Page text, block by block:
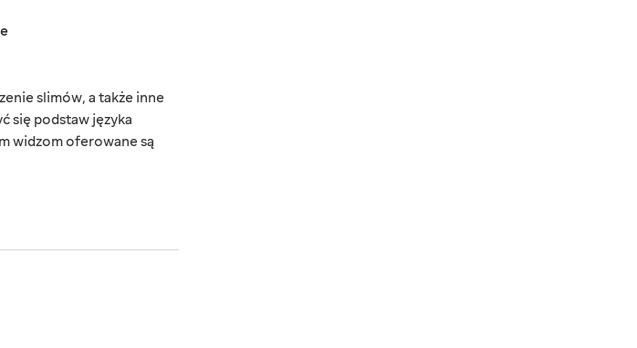
slimów, a także inne
się podstaw języka
widzom oferowane są